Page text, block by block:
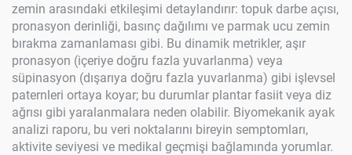
zemin arasındaki etkileşimi detaylandırır: topuk darbe açısı,
pronasyon derinliği, basınç dağılımı ve parmak ucu zemin
bırakma zamanlaması gibi. Bu dinamik metrikler, aşır
pronasyon (içeriye doğru fazla yuvarlanma) veya
süpinasyon (dışarıya doğru fazla yuvarlanma) gibi işlevsel
paternleri ortaya koyar; bu durumlar plantar fasiit veya diz
ağrısı gibi yaralanmalara neden olabilir. Biyomekanik ayak
analizi raporu, bu veri noktalarını bireyin semptomları,
aktivite seviyesi ve medikal geçmişi bağlamında yorumlar.